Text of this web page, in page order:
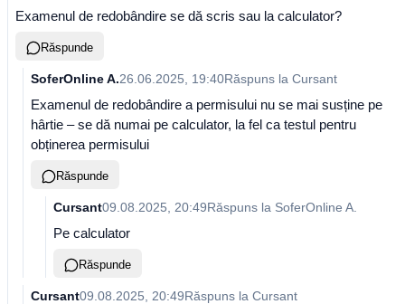
Examenul de redobândire se dă scris sau la calculator?
Răspunde
SoferOnline A.26.06.2025, 19:40Răspuns la Cursant
Examenul de redobândire a permisului nu se mai susține pe
hârtie – se dă numai pe calculator, la fel ca testul pentru
obținerea permisului
Răspunde
Cursant09.08.2025, 20:49Răspuns la SoferOnline A.
Pe calculator
Răspunde
Cursant09.08.2025, 20:49Răspuns la Cursant